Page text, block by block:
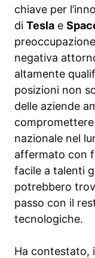
chiave per
di Tesla e
negativa
altamente
posizioni non
delle aziende
compromettere
nazionale nel
affermato con
facile a talenti
potrebbero
passo con il
tecnologiche.
Ha contestato,